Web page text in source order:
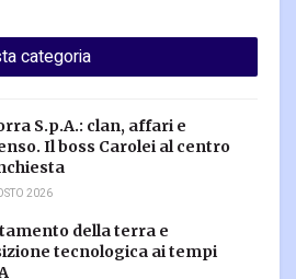
categoria
S.p.A.: clan, affari e
Il boss Carolei al centro
2026
della terra e
tecnologica ai tempi